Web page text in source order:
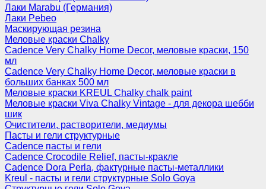
Лаки Marabu (Германия)
Лаки Pebeo
Маскирующая резина
Меловые краски Chalky
Cadence Very Chalky Home Decor, меловые краски, 150
мл
Cadence Very Chalky Home Decor, меловые краски в
больших банках 500 мл
Меловые краски KREUL Chalky chalk paint
Меловые краски Viva Chalky Vintage - для декора шебби
шик
Очистители, растворители, медиумы
Пасты и гели структурные
Cadence пасты и гели
Cadence Crocodile Relief, пасты-кракле
Cadence Dora Perla, фактурные пасты-металлики
Kreul - пасты и гели структурные Solo Goya